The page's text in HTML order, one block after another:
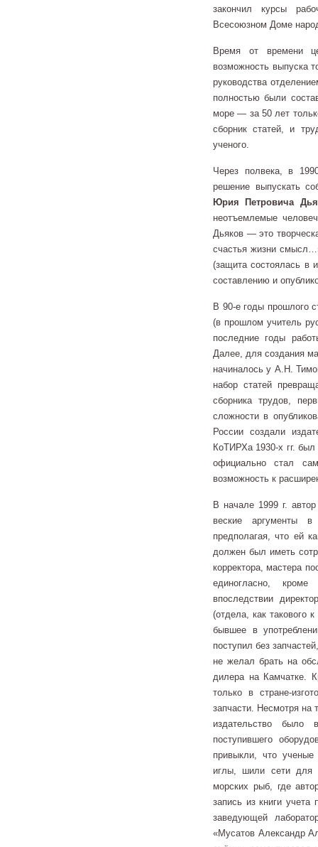
закончил курсы
Всесоюзном Доме
Время от времени
возможность выпуска
руководства
полностью были
море — за 50 лет
сборник статей, и
ученого.
Через полвека, в
решение выпускать
Юрия Петровича
неотъемлемые
Дьяков — это
счастья жизни
(защита состоялась в
составлению и
В 90-е годы прошлого
(в прошлом учитель
последние годы
Далее, для создания
начиналось у А.Н.
набор статей
сборника трудов,
сложности в
России создали
КоТИРХа 1930-х гг. был
официально стал
возможность к
В начале 1999 г.
веские аргументы в
предполагая, что ей
должен был иметь
корректора, мастера
единогласно, кроме
впоследствии
(отдела, как такового
бывшее в
поступил без
не желал брать на
дилера на Камчатке.
только в стране-
запчасти. Несмотря на
издательство было
поступившего
привыкли, что ученые
иглы, шили сети для
морских рыб, где
запись из книги
заведующей
«Мусатов Александр